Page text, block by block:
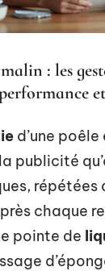
: les
d’une
publicité
répétées
chaque
pointe de